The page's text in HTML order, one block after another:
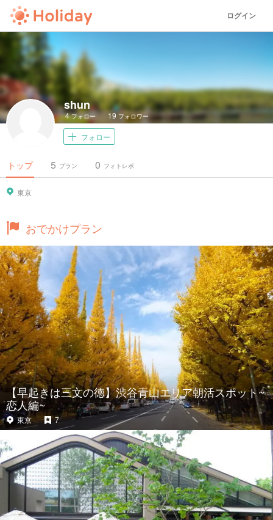
ログイン
shun
4フォロー 19フォロワー
フォロー
トップ プラン
5 フォトレポ
0
東京
おでかけプラン
【早起きは三文の徳】渋谷青山エリア朝活スポット~
恋人編~
東京 7